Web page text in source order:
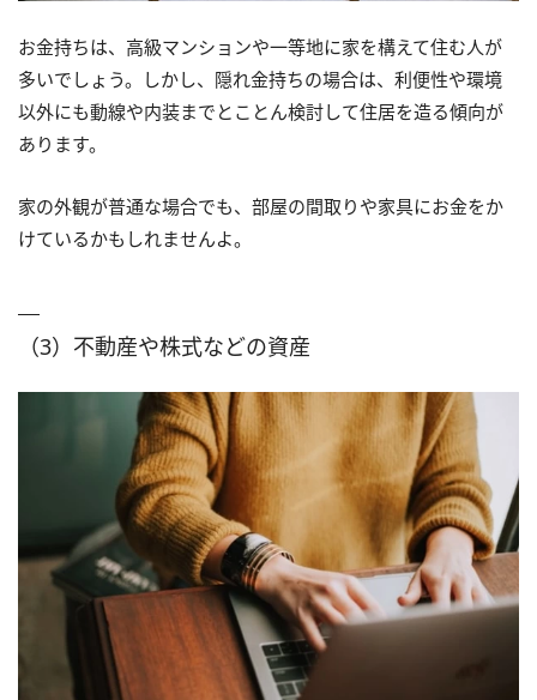
お金持ちは、高級マンションや一等地に家を構えて住む人が
多いでしょう。しかし、隠れ金持ちの場合は、利便性や環境
以外にも動線や内装までとことん検討して住居を造る傾向が
あります。
家の外観が普通な場合でも、部屋の間取りや家具にお金をか
けているかもしれませんよ。
（3）不動産や株式などの資産